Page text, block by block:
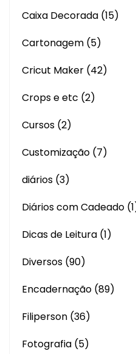
Caixa Decorada (15)
Cartonagem (5)
Cricut Maker (42)
Crops e etc (2)
Cursos (2)
Customização (7)
diários (3)
Diários com Cadeado
Dicas de Leitura (1)
Diversos (90)
Encadernação (89)
Filiperson (36)
Fotografia (5)